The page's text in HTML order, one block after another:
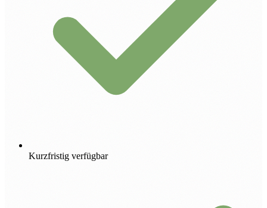
Kurzfristig verfügbar